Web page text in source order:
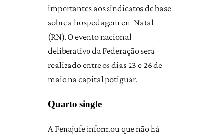
importantes aos sindicatos de base
sobre a hospedagem em Natal
(RN). O evento nacional
deliberativo da Federação será
realizado entre os dias 23 e 26 de
maio na capital potiguar.
Quarto single
A Fenajufe informou que não há